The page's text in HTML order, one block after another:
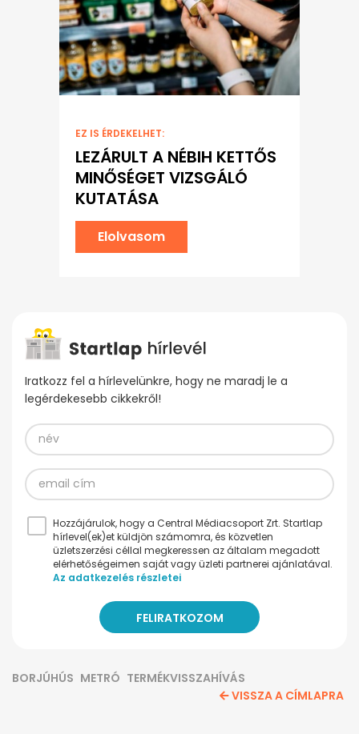
EZ IS ÉRDEKELHET:
LEZÁRULT A NÉBIH KETTŐS
MINŐSÉGET VIZSGÁLÓ
KUTATÁSA
Elolvasom
Iratkozz fel a hírlevelünkre, hogy ne maradj le a
legérdekesebb cikkekről!
Hozzájárulok, hogy a Central Médiacsoport Zrt. Startlap
hírlevel(ek)et küldjön számomra, és közvetlen
üzletszerzési céllal megkeressen az általam megadott
elérhetőségeimen saját vagy üzleti partnerei ajánlatával.
Az adatkezelés részletei
BORJÚHÚS METRÓ TERMÉKVISSZAHÍVÁS
VISSZA A CÍMLAPRA